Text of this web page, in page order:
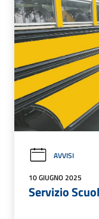
AVVISI
10 GIUGNO 2025
Servizio